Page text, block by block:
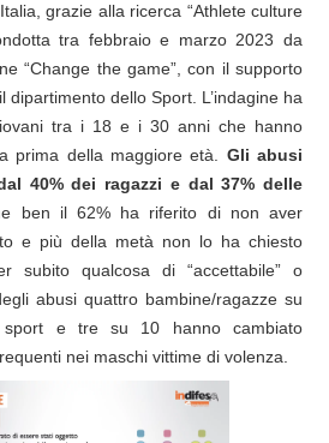
grazie alla ricerca “Athlete culture
tra febbraio e marzo 2023 da
“Change the game”, con il supporto
dipartimento dello Sport. L’indagine ha
tra i 18 e i 30 anni che hanno
prima della maggiore età. Gli abusi
40% dei ragazzi e dal 37% delle
ben il 62% ha riferito di non aver
e più della metà non lo ha chiesto
subito qualcosa di “accettabile” o
abusi quattro bambine/ragazze su
e tre su 10 hanno cambiato
nei maschi vittime di volenza.